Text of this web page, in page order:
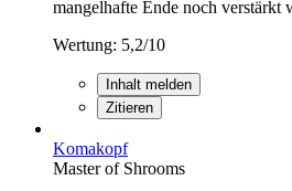
mangelhafte Ende noch verstärkt
Wertung: 5,2/10
Inhalt melden
Zitieren
Komakopf
Master of Shrooms